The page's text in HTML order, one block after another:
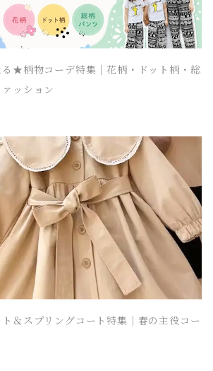
る★柄物コーデ特集｜花柄・ドット柄・総
ッション
＆スプリングコート特集｜春の主役コー